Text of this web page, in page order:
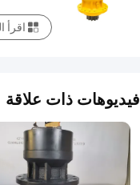
اقرأ
فيديوهات ذات علاقة